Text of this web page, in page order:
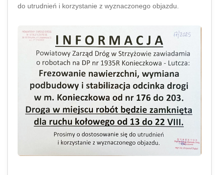
do utrudnień i korzystanie z wyznaczonego objazdu.